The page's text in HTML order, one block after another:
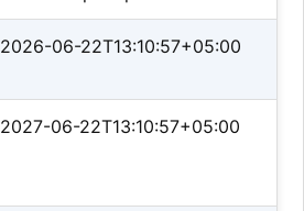
2026-06-22T13:10:57+05:00
2027-06-22T13:10:57+05:00